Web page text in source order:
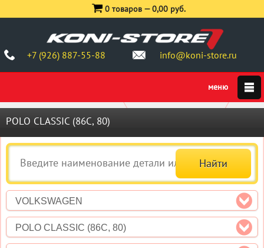
+7 (926) 887-55-88 info@koni-store.ru
0 товаров —0,00 руб.
POLO CLASSIC (86C, 80)
VOLKSWAGEN
POLO CLASSIC (86C, 80)